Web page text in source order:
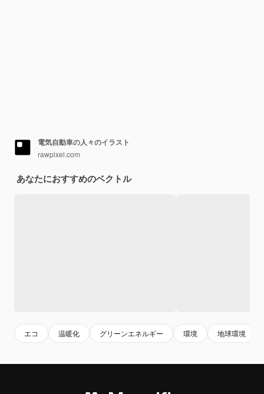
電気自動車の人々のイラスト
rawpixel.com
あなたにおすすめのベクトル
エコ 温暖化 グリーンエネルギー 環境 地球環境